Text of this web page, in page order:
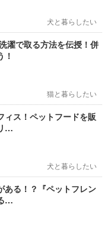
犬と暮らしたい
濯で取る方法を伝授！併
！
猫と暮らしたい
ィス！ペットフードを販
…
犬と暮らしたい
ある！？『ペットフレン
…